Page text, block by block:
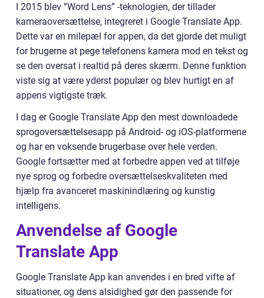
I 2015 blev “Word Lens” -teknologien, der tillader
kameraoversættelse, integreret i Google Translate App.
Dette var en milepæl for appen, da det gjorde det muligt
for brugerne at pege telefonens kamera mod en tekst og
se den oversat i realtid på deres skærm. Denne funktion
viste sig at være yderst populær og blev hurtigt en af
appens vigtigste træk.
I dag er Google Translate App den mest downloadede
sprogoversættelsesapp på Android- og iOS-platformene
og har en voksende brugerbase over hele verden.
Google fortsætter med at forbedre appen ved at tilføje
nye sprog og forbedre oversættelseskvaliteten med
hjælp fra avanceret maskinindlæring og kunstig
intelligens.
Anvendelse af Google
Translate App
Google Translate App kan anvendes i en bred vifte af
situationer, og dens alsidighed gør den passende for